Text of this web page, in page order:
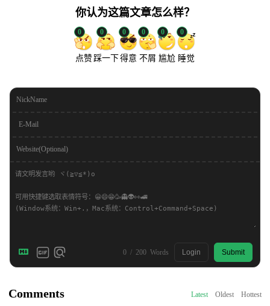
你认为这篇文章怎么样？
0
点赞
0
踩一下
0
得意
0
不屑
0
尴尬
0
睡觉
NickName
E-Mail
Website(Optional)
0 / 200 Words Login Submit
Comments Latest Oldest Hottest